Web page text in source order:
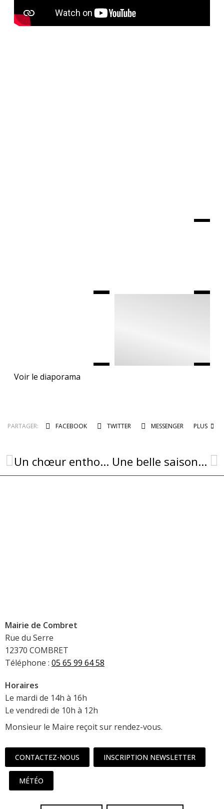
Voir le diaporama
PARTAGER: FACEBOOK TWITTER MESSENGER PLUS
Un chœur enthousiaste et enthousiasmant ! Une belle saison sportive pour Anthony !
Mairie de Combret
Rue du Serre
12370 COMBRET
Téléphone : 05 65 99 64 58
Horaires
Le mardi de 14h à 16h
Le vendredi de 10h à 12h
Monsieur le Maire reçoit sur rendez-vous.
CONTACTEZ-NOUS INSCRIPTION NEWSLETTER
MÉTÉO